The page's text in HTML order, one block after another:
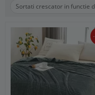
Sortati crescator in functie